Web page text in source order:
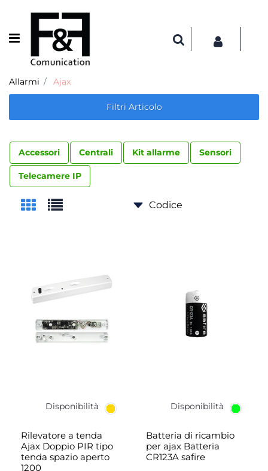
Open menu
Allarmi Ajax
Filtri Articolo
Accessori Centrali Kit allarme Sensori
Telecamere IP
Disponibilità
Rilevatore a tenda
Ajax Doppio PIR tipo
tenda spazio aperto
1200
Disponibilità
Batteria di ricambio
per ajax Batteria
CR123A safire